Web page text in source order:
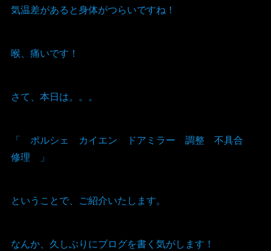
気温差があると身体がつらいですね！
喉、痛いです！
さて、本日は。。。
「 ポルシェ カイエン ドアミラー 調整 不具合
修理 」
ということで、ご紹介いたします。
なんか、久しぶりにブログを書く気がします！